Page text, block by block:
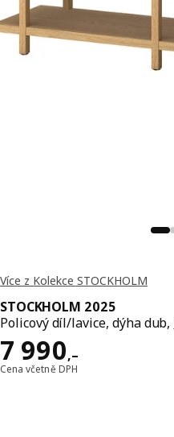
Více z Kolekce STOCKHOLM
STOCKHOLM 2025
Policový díl/lavice, dýha dub,
7 990,–
Cena 7990,–
Cena včetně DPH